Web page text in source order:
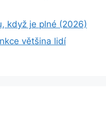
když je plné (2026)
většina lidí